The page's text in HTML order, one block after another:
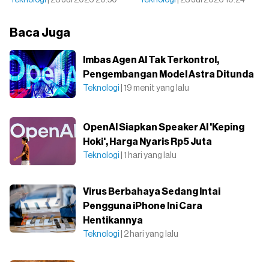
Baca Juga
Imbas Agen AI Tak Terkontrol,
Pengembangan Model Astra Ditunda
Teknologi | 19 menit yang lalu
OpenAI Siapkan Speaker AI 'Keping
Hoki', Harga Nyaris Rp5 Juta
Teknologi | 1 hari yang lalu
Virus Berbahaya Sedang Intai
Pengguna iPhone Ini Cara
Hentikannya
Teknologi | 2 hari yang lalu